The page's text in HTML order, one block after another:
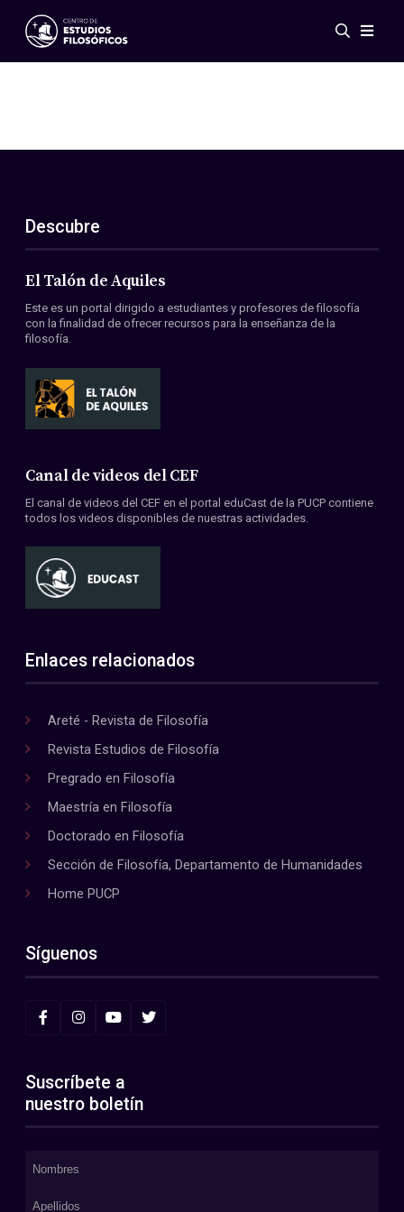
Eventos
ES
EN
Acerca de nosotros
Miembros
Convenios
Descubre
El Talón de Aquiles
Este es un portal dirigido a estudiantes y profesores de filosofía
con la finalidad de ofrecer recursos para la enseñanza de la
filosofía.
Canal de videos del CEF
El canal de videos del CEF en el portal eduCast de la PUCP contiene
todos los videos disponibles de nuestras actividades.
Enlaces relacionados
Areté - Revista de Filosofía
Revista Estudios de Filosofía
Pregrado en Filosofía
Maestría en Filosofía
Doctorado en Filosofía
Sección de Filosofía, Departamento de Humanidades
Home PUCP
Síguenos
Suscríbete a
nuestro boletín